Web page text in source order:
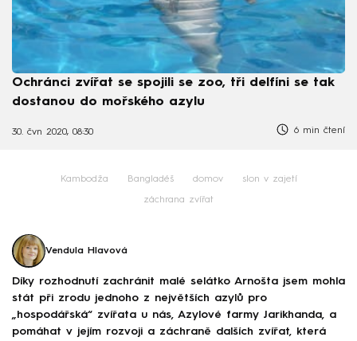
Ochránci zvířat se spojili se zoo, tři delfíni se tak
dostanou do mořského azylu
30. čvn 2020, 08:30 6 min čtení
Kambodža Bangladéš domov slon v zajetí
záchrana zvířat
Vendula Hlavová
Díky rozhodnutí zachránit malé selátko Arnošta jsem mohla
stát při zrodu jednoho z největších azylů pro
„hospodářská“ zvířata u nás, Azylové farmy Jarikhanda, a
pomáhat v jejím rozvoji a záchraně dalších zvířat, která